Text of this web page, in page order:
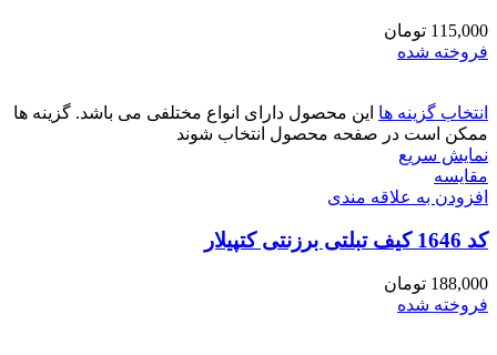
115,000 تومان
فروخته شده
انتخاب گزینه ها این محصول دارای انواع مختلفی می باشد. گزینه ها
ممکن است در صفحه محصول انتخاب شوند
نمایش سریع
مقايسه
افزودن به علاقه مندی
کد 1646 کیف تبلتی برزنتی کتپیلار
188,000 تومان
فروخته شده